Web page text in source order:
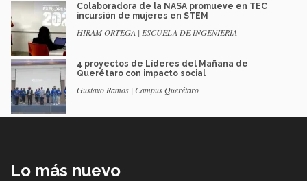
Colaboradora de la NASA promueve en TEC
incursión de mujeres en STEM
HIRAM ORTEGA | ESCUELA DE INGENIERÍA
4 proyectos de Líderes del Mañana de
Querétaro con impacto social
Gustavo Ramos | Campus Querétaro
Lo más nuevo